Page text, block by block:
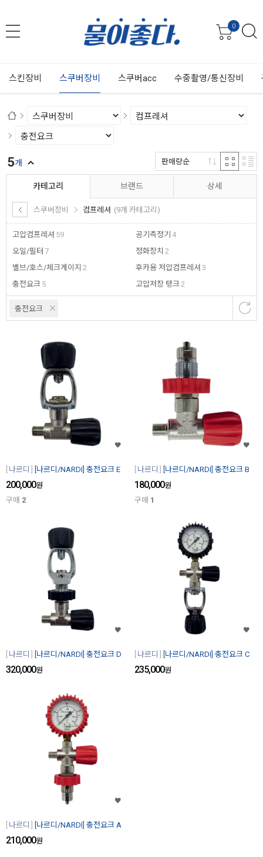
0
스킨장비 스쿠버장비 스쿠버acc 수중촬영/통신장비
카테고리
스쿠버장비 컴프레셔 (9개 카테고리)
고압컴프레셔 59
오일/필터 7
밸브/호스/체크게이지 2
충전요크 5
공기측정기 4
정화장치 2
후카용 저압컴프레셔 3
고압저장 탱크 2
브랜드 상세
충전요크
5개 판매량순
나르디 [나르디/NARDI] 충전요크 E
200,000원
구매 2
나르디 [나르디/NARDI] 충전요크 B
180,000원
구매 1
나르디 [나르디/NARDI] 충전요크 D
320,000원
나르디 [나르디/NARDI] 충전요크 C
235,000원
나르디 [나르디/NARDI] 충전요크 A
210,000원